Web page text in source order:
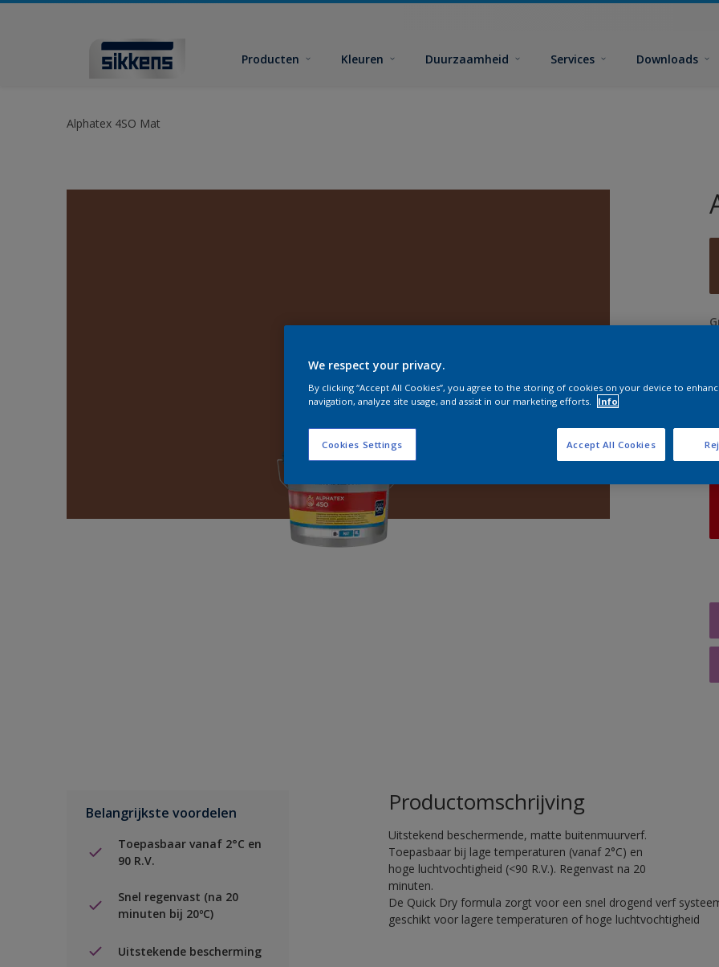
Producten Kleuren Duurzaamheid Services Downloads
Alphatex 4SO Mat
Belangrijkste voordelen
Toepasbaar vanaf 2°C en
90 R.V.
Snel regenvast (na 20
minuten bij 20ºC)
Uitstekende bescherming
Productomschrijving
Uitstekend beschermende, matte buitenmuurverf.
Toepasbaar bij lage temperaturen (vanaf 2°C) en
hoge luchtvochtigheid (<90 R.V.). Regenvast na 20
minuten.
De Quick Dry formula zorgt voor een snel drogend verf
geschikt voor lagere temperaturen of hoge luchtvochtigheid
We respect your privacy.
By clicking “Accept All Cookies”, you agree to the storing of cookies on your device to
navigation, analyze site usage, and assist in our marketing efforts.
Info
Cookies Settings Accept All Cookies